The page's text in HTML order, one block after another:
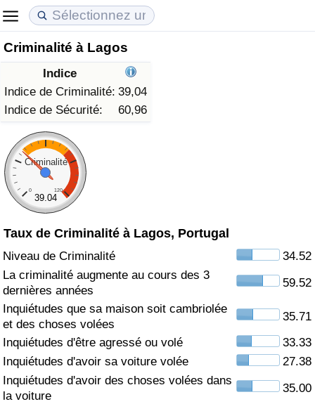
Criminalité à Lagos
Indice
Indice de Criminalité: 39,04
Indice de Sécurité:
60,96
Criminalité
0 120
39.04
Taux de Criminalité à Lagos, Portugal
Niveau de Criminalité
34.52
La criminalité augmente au cours des 3
dernières années
59.52
Inquiétudes que sa maison soit cambriolée
et des choses volées
35.71
Inquiétudes d'être agressé ou volé
33.33
Inquiétudes d'avoir sa voiture volée
27.38
Inquiétudes d'avoir des choses volées dans
la voiture
35.00
Coût de la vie
Indice du Coût de la Vie (Actuel)
Indice du Coût de la Vie
Indice du coût de la vie par pays
à Akaba
Prix de l'immobilier
Indice des Prix de l'immobilier (Actuel)
Indice des Prix de l'immobilier
Indice des Prix de l'immobilier par Pays
Qualité de Vie
Indice de Qualité de Vie
Indice de Qualité de Vie (Actuel)
Indice de qualité de vie par pays
Criminalité
Indice de Criminalité (Actuel)
Indice de Criminalité
Indice de criminalité par pays
Soins de santé
Indice des soins de santé (Actuel)